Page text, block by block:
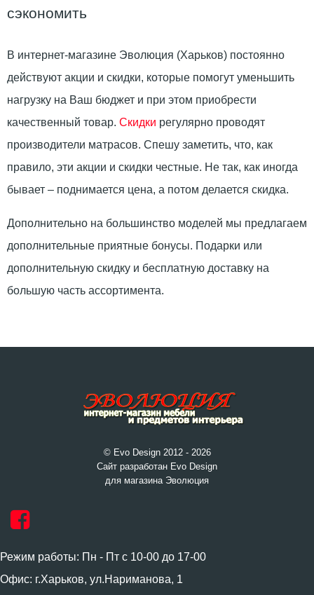
сэкономить
В интернет-магазине Эволюция (Харьков) постоянно
действуют акции и скидки, которые помогут уменьшить
нагрузку на Ваш бюджет и при этом приобрести
качественный товар. Скидки регулярно проводят
производители матрасов. Спешу заметить, что, как
правило, эти акции и скидки честные. Не так, как иногда
бывает – поднимается цена, а потом делается скидка.
Дополнительно на большинство моделей мы предлагаем
дополнительные приятные бонусы. Подарки или
дополнительную скидку и бесплатную доставку на
большую часть ассортимента.
© Evo Design 2012 - 2026
Сайт разработан Evo Design
для магазина Эволюция
Режим работы: Пн - Пт с 10-00 до 17-00
Офис: г.Харьков, ул.Нариманова, 1